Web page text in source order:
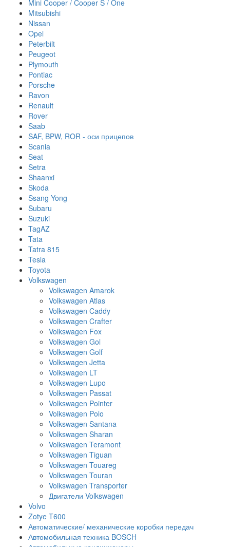
Mini Cooper / Cooper S / One
Mitsubishi
Nissan
Opel
Peterbilt
Peugeot
Plymouth
Pontiac
Porsche
Ravon
Renault
Rover
Saab
SAF, BPW, ROR - оси прицепов
Scania
Seat
Setra
Shaanxi
Skoda
Ssang Yong
Subaru
Suzuki
TagAZ
Tata
Tatra 815
Tesla
Toyota
Volkswagen
Volkswagen Amarok
Volkswagen Atlas
Volkswagen Caddy
Volkswagen Crafter
Volkswagen Fox
Volkswagen Gol
Volkswagen Golf
Volkswagen Jetta
Volkswagen LT
Volkswagen Lupo
Volkswagen Passat
Volkswagen Pointer
Volkswagen Polo
Volkswagen Santana
Volkswagen Sharan
Volkswagen Teramont
Volkswagen Tiguan
Volkswagen Touareg
Volkswagen Touran
Volkswagen Transporter
Двигатели Volkswagen
Volvo
Zotye T600
Автоматические/ механические коробки передач
Автомобильная техника BOSCH